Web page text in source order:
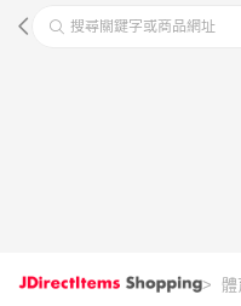
搜尋關鍵字或商品網址
> 體